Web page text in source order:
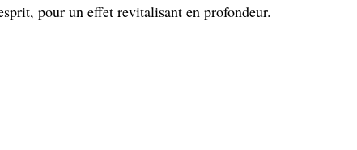
pour un effet revitalisant en profondeur.